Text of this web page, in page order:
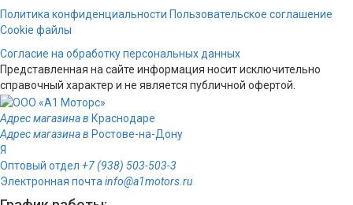
Политика конфиденциальности Пользовательское соглашение
Cookie файлы
Согласие на обработку персональных данных
Представленная на сайте информация носит исключительно
справочный характер и не является публичной офертой.
Адрес магазина в Краснодаре
Адрес магазина в Ростове-на-Дону
Я
Оптовый отдел +7 (938) 503-503-3
Электронная почта info@a1motors.ru